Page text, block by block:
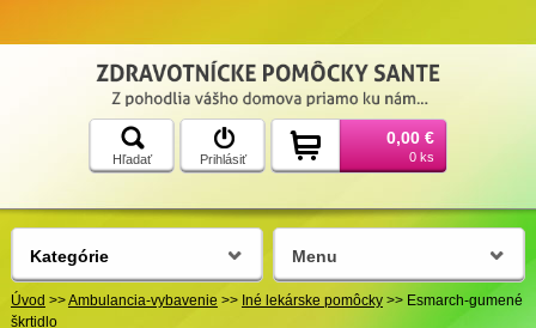
Hľadať Prihlásiť
0,00 €
0 ks
Úvod >>Ambulancia-vybavenie >> Iné lekárske pomôcky >> Esmarch-gumené
škrtidlo
Kategórie Menu